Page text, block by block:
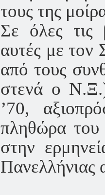
τους της
Σε όλες τις
αυτές με τον
από τους
στενά ο
’70,
πληθώρα
στην
Πανελλήνιας